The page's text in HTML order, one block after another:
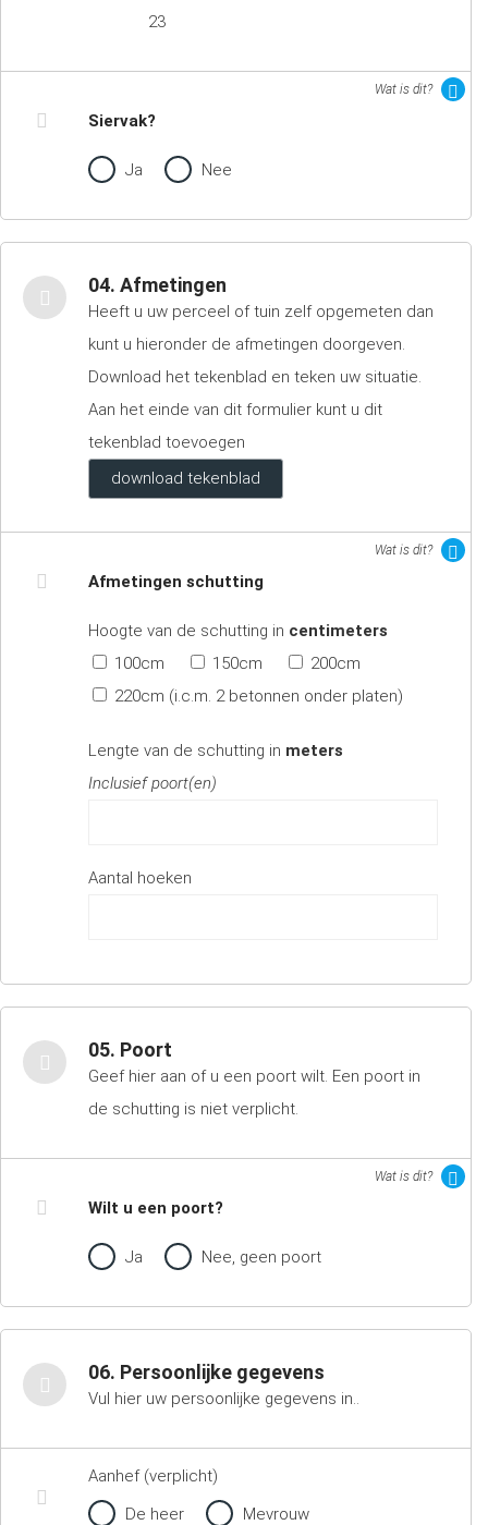
23
Wat is dit?
Siervak?
Ja Nee
04. Afmetingen
Heeft u uw perceel of tuin zelf opgemeten dan
kunt u hieronder de afmetingen doorgeven.
Download het tekenblad en teken uw situatie.
Aan het einde van dit formulier kunt u dit
tekenblad toevoegen
download tekenblad
Wat is dit?
Afmetingen schutting
Hoogte van de schutting in centimeters
100cm
150cm
200cm
220cm (i.c.m. 2 betonnen onder platen)
Lengte van de schutting in meters
Inclusief poort(en)
Aantal hoeken
05. Poort
Geef hier aan of u een poort wilt. Een poort in
de schutting is niet verplicht.
Wat is dit?
Wilt u een poort?
Ja Nee, geen poort
06. Persoonlijke gegevens
Vul hier uw persoonlijke gegevens in..
Aanhef (verplicht)
De heer
Mevrouw